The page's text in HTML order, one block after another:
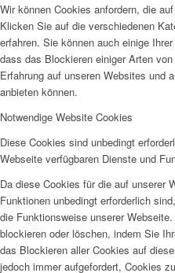
Wir können Cookies anfordern, die
Klicken Sie auf die verschiedenen
erfahren. Sie können auch einige
dass das Blockieren einiger Arten
Erfahrung auf unseren Websites und
anbieten können.
Notwendige Website Cookies
Diese Cookies sind unbedingt
Webseite verfügbaren Dienste und
Da diese Cookies für die auf unserer
Funktionen unbedingt erforderlich
die Funktionsweise unserer
blockieren oder löschen, indem Sie
das Blockieren aller Cookies auf
jedoch immer aufgefordert, Cookies